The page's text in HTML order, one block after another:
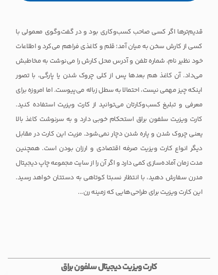
قدیم‌ترها اگر کسی صاحب کسب‌وکاری بود و در گفت‌وگوی معمولی با
کسی از کارش سخن به میان آمد؛ قلم و کاغذی فراهم می‌کرد و اطلاعات
خود نظیر نام، شماره تلفن و آدرس محل کارش را می‌نوشت به مخاطبش
می‌داد. آن کاغذ هم بعدها پس از کلی چروک شدن یا پارگی، با تصور
اینکه چیز مهمی نیست، احتمالا به سطل زباله می‌پیوست. اما امروزه برای
معرفی و تبلیغ کسب‌وکارتان می‌توانید از کارت ویزیت استفاده کنید.
کارت ویزیت سلفون براق استحکام خوبی دارد و به سرنوشت کاغذ بالا
یعنی چروک شدن و پاره شدن دچار نمی‌شود. مزیت این کارت در مقابل
دیگر انواع کارت ویزیت صرفه اقتصادی و ارزان بودن است. همچنین
مدت زمان آماده‌سازی کمی دارد و اگر آن را از سایت مجموعه چاپ دیجیتال
مدرن سفارش دهید، با انتظار نسبتا کوتاهی به دستتان خواهد رسید.
این کارت ویزیت برای طراحی‌هایی که زمینه رن...
کارت ویزیت دیجیتال سلفون براق